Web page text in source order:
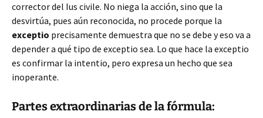
corrector del Ius civile. No niega la acción, sino que la
desvirtúa, pues aún reconocida, no procede porque la
exceptio precisamente demuestra que no se debe y eso va a
depender a qué tipo de exceptio sea. Lo que hace la exceptio
es confirmar la intentio, pero expresa un hecho que sea
inoperante.
Partes extraordinarias de la fórmula: